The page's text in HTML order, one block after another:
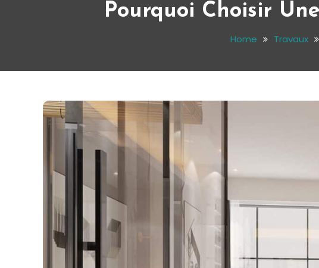
Pourquoi Choisir
Home Travaux